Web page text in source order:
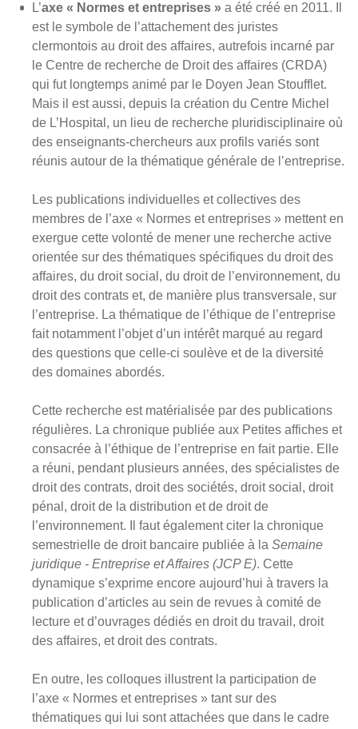
L’axe « Normes et entreprises » a été créé en 2011. Il
est le symbole de l’attachement des juristes
clermontois au droit des affaires, autrefois incarné par
le Centre de recherche de Droit des affaires (CRDA)
qui fut longtemps animé par le Doyen Jean Stoufflet.
Mais il est aussi, depuis la création du Centre Michel
de L’Hospital, un lieu de recherche pluridisciplinaire où
des enseignants-chercheurs aux profils variés sont
réunis autour de la thématique générale de l’entreprise.
Les publications individuelles et collectives des
membres de l’axe « Normes et entreprises » mettent en
exergue cette volonté de mener une recherche active
orientée sur des thématiques spécifiques du droit des
affaires, du droit social, du droit de l’environnement, du
droit des contrats et, de manière plus transversale, sur
l’entreprise. La thématique de l’éthique de l’entreprise
fait notamment l’objet d’un intérêt marqué au regard
des questions que celle-ci soulève et de la diversité
des domaines abordés.
Cette recherche est matérialisée par des publications
régulières. La chronique publiée aux Petites affiches et
consacrée à l’éthique de l’entreprise en fait partie. Elle
a réuni, pendant plusieurs années, des spécialistes de
droit des contrats, droit des sociétés, droit social, droit
pénal, droit de la distribution et de droit de
l’environnement. Il faut également citer la chronique
semestrielle de droit bancaire publiée à la Semaine
juridique - Entreprise et Affaires (JCP E). Cette
dynamique s’exprime encore aujourd’hui à travers la
publication d’articles au sein de revues à comité de
lecture et d’ouvrages dédiés en droit du travail, droit
des affaires, et droit des contrats.
En outre, les colloques illustrent la participation de
l’axe « Normes et entreprises » tant sur des
thématiques qui lui sont attachées que dans le cadre